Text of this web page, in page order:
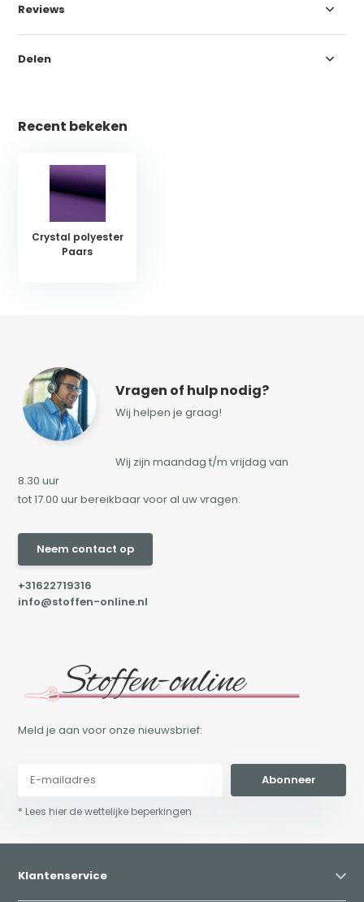
Reviews
Delen
Recent bekeken
Crystal polyester
Paars
Vragen of hulp nodig?
Wij helpen je graag!
Wij zijn maandag t/m vrijdag van
8.30 uur
tot 17.00 uur bereikbaar voor al uw vragen.
Neem contact op
+31622719316
info@stoffen-online.nl
Meld je aan voor onze nieuwsbrief:
Abonneer
* Lees hier de wettelijke beperkingen
Klantenservice